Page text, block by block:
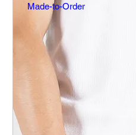
Made-to-Order